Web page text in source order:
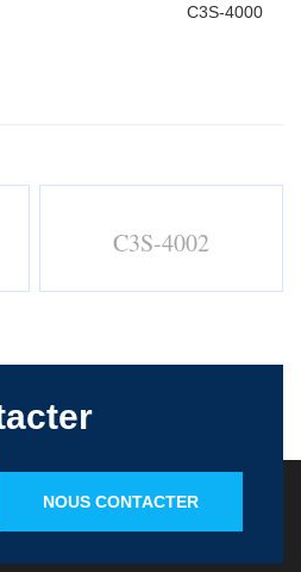
C3S-4000
C3S-4002
NOUS CONTACTER